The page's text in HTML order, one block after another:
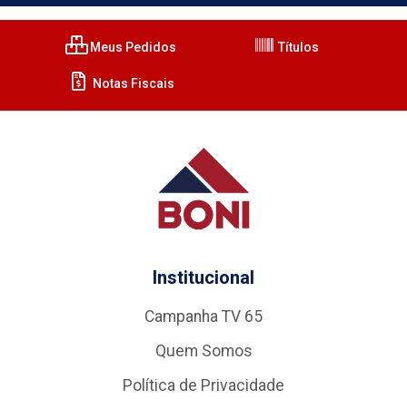
Meus Pedidos Títulos
Notas Fiscais
Institucional
Campanha TV 65
Quem Somos
Política de Privacidade